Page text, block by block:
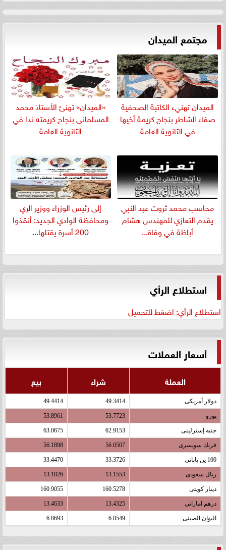
مجتمع الميدان
الميدان تهنيء الكاتبة الصحفية
صفاء الشاطر بنجاج كريمة أخيها
في الثانوية العامة
«الميدان» تهنئ الأستاذ محمد
المسلمانى بنجاح كريمته ندا في
الثانوية العامة
​محاسب محمد ثروت عبد النبي
يقدم التعازي للمهندس هشام
أباظة في وفاة...
إلى رئيس الوزراء ووزير الري
ومحافظة الوادي الجديد: أنقذوا
200 أسرة يقتلها...
استطلاع الرأي
استطلاع الرأي: اضغط للتحميل
أسعار العملات
العملة شراء بيع
دولار أمريكى 49.3414
49.4414
يورو 53.7723
53.8961
جنيه إسترلينى 62.9153
63.0675
فرنك سويسرى 56.0507
56.1898
100 ين يابانى 33.3726
33.4470
ريال سعودى 13.1553
13.1826
دينار كويتى 160.5278
160.9055
درهم اماراتى 13.4325
13.4633
اليوان الصينى 6.8549
6.8693